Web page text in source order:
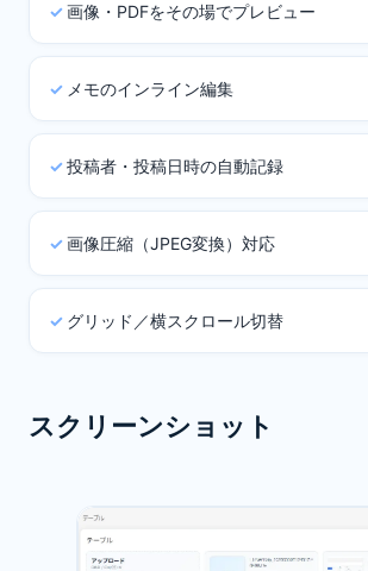
画像・PDFをその場でプレビュー
メモのインライン編集
投稿者・投稿日時の自動記録
画像圧縮（JPEG変換）対応
グリッド／横スクロール切替
スクリーンショット